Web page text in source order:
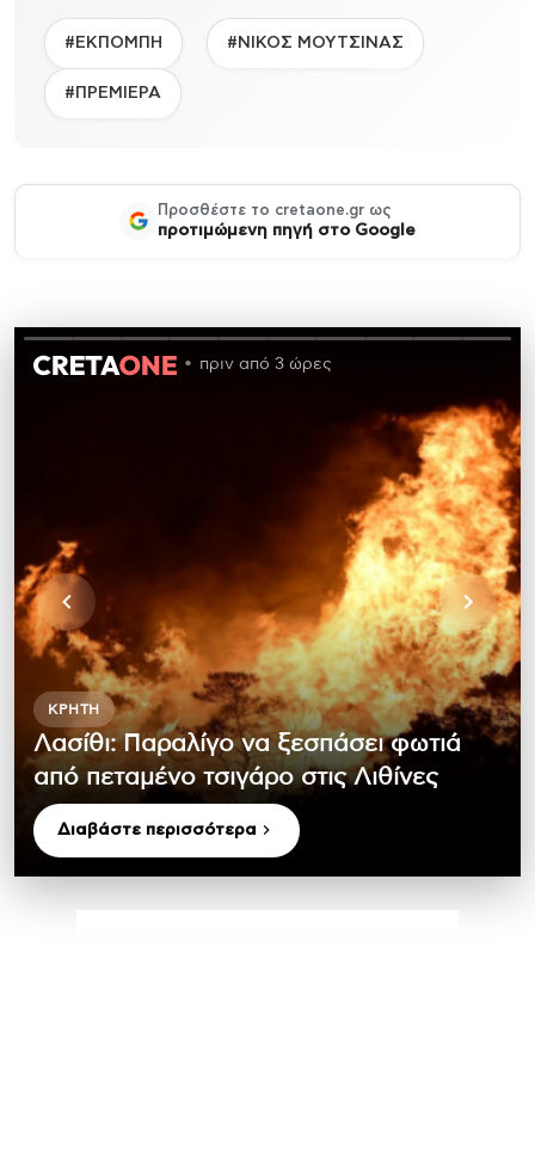
#ΕΚΠΟΜΠΗ #ΝΙΚΟΣ ΜΟΥΤΣΙΝΑΣ
#ΠΡΕΜΙΕΡΑ
Προσθέστε το cretaone.gr ως
προτιμώμενη πηγή στο Google
πριν από 3 ώρες
ΚΡΉΤΗ
Λασίθι: Παραλίγο να ξεσπάσει φωτιά
από πεταμένο τσιγάρο στις Λιθίνες
Διαβάστε περισσότερα